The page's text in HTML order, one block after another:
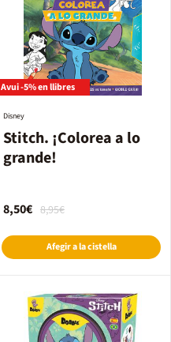
Avui -5% en llibres
Stitch. ¡Colorea a lo
grande!
Disney
8,95€
8,50€
Afegir a la cistella